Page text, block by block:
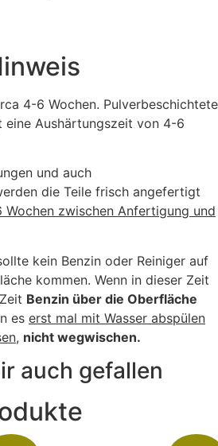
4-6 Wochen. Pulverbeschichtete
Aushärtungszeit von 4-6
und auch
die Teile frisch angefertigt
Wochen zwischen Anfertigung und
kein Benzin oder Reiniger auf
kommen. Wenn in dieser Zeit
Benzin über die Oberfläche
es erst mal mit Wasser abspülen
, nicht wegwischen.
auch gefallen